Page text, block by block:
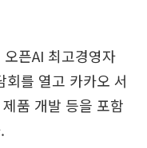
픈AI 최고경영자
회를 열고 카카오 서
품 개발 등을 포함